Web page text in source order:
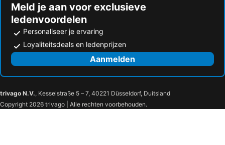
Meld je aan voor exclusieve
ledenvoordelen
Personaliseer je ervaring
Loyaliteitsdeals en ledenprijzen
Aanmelden
trivago N.V., Kesselstraße 5 – 7, 40221 Düsseldorf, Duitsland
Copyright 2026 trivago | Alle rechten voorbehouden.